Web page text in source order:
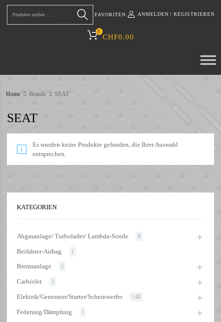
Suchen
FAVORITEN ANMELDEN | REGISTRIEREN
CHF0.00
0
Home Brands SEAT
SEAT
Es wurden keine Produkte gefunden, die Ihrer Auswahl
entsprechen.
KATEGORIEN
Abgasanlage/ Turbolader/ Lambda-Sonde 8
Beifahrer-Airbag 1
Bremsanlage 5
Carbiolet 1
Elektrik/Generator/Starter/Scheinwerfer 148
Federung/Dämpfung 1